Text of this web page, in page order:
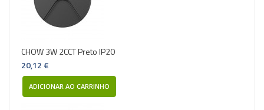
CHOW 3W 2CCT Preto IP20
20,12 €
ADICIONAR AO CARRINHO